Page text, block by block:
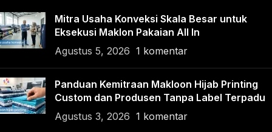
Mitra Usaha Konveksi Skala Besar untuk
Eksekusi Maklon Pakaian All In
Agustus 5, 2026 1 komentar
Panduan Kemitraan Makloon Hijab Printing
Custom dan Produsen Tanpa Label Terpadu
Agustus 3, 2026 1 komentar